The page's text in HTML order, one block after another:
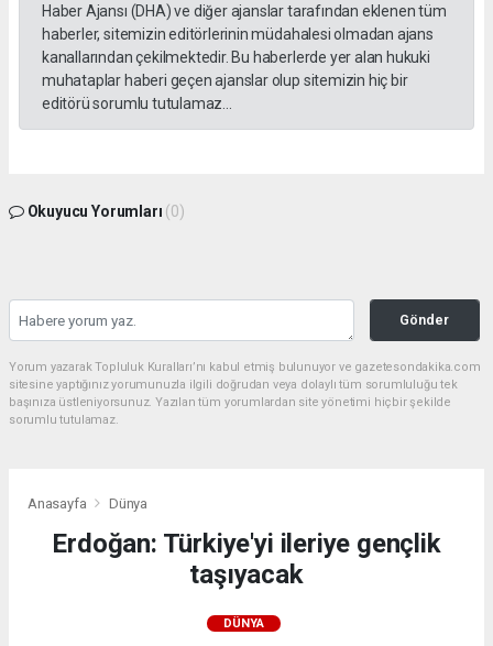
Haber Ajansı (DHA) ve diğer ajanslar tarafından eklenen tüm
haberler, sitemizin editörlerinin müdahalesi olmadan ajans
kanallarından çekilmektedir. Bu haberlerde yer alan hukuki
muhataplar haberi geçen ajanslar olup sitemizin hiç bir
editörü sorumlu tutulamaz...
Okuyucu Yorumları (0)
Gönder
Yorum yazarak Topluluk Kuralları’nı kabul etmiş bulunuyor ve gazetesondakika.com
sitesine yaptığınız yorumunuzla ilgili doğrudan veya dolaylı tüm sorumluluğu tek
başınıza üstleniyorsunuz. Yazılan tüm yorumlardan site yönetimi hiçbir şekilde
sorumlu tutulamaz.
Anasayfa Dünya
Erdoğan: Türkiye'yi ileriye gençlik
taşıyacak
DÜNYA